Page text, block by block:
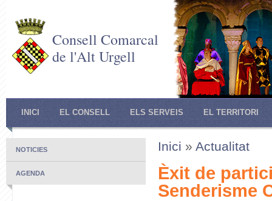
Consell Comarcal
de l'Alt Urgell
INICI EL CONSELL ELS SERVEIS EL TERRITORI
NOTICIES
AGENDA
Inici » Actualitat
Èxit de
Senderisme